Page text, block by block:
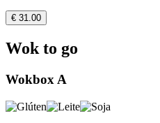
€ 31.00
Wok to go
Wokbox A